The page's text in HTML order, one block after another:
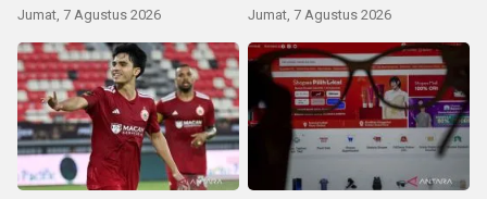
Jumat, 7 Agustus 2026 Jumat, 7 Agustus 2026